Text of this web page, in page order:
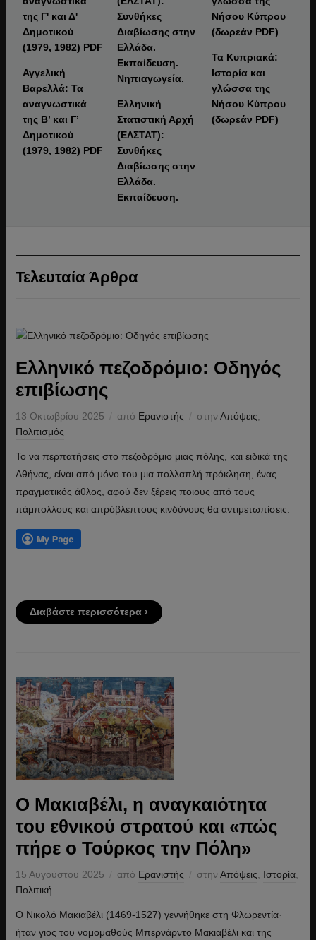
«Ή παπάς παπάς ή ζευγάς ζευγάς ή καθάριος μυλωνάς.»
αρχαίας ελληνικής φιλοσοφίας στο ΑΠΘ (βίντεο)
9 Αυγούστου 2026
Μανουήλ Κομνηνός
Αγγελική
Βαρελλά: Τα
αναγνωστικά
της Β’ και Γ’
Δημοτικού
(1979, 1982) PDF
Ελληνική
Στατιστική Αρχή
(ΕΛΣΤΑΤ):
Συνθήκες
Διαβίωσης στην
Ελλάδα.
Εκπαίδευση.
Τα Κυπριακά:
Ιστορία και
γλώσσα της
Νήσου Κύπρου
(δωρεάν PDF)
Τελευταία Άρθρα
Ελληνικό πεζοδρόμιο: Οδηγός
επιβίωσης
13 Οκτωβρίου 2025 από Ερανιστής στηνΑπόψεις
Πολιτισμός
Το να περπατήσεις στο πεζοδρόμιο μιας πόλης, και ειδικά της
Αθήνας, είναι από μόνο του μια πολλαπλή πρόκληση, ένας
πραγματικός άθλος, αφού δεν ξέρεις ποιους από τους
πάμπολλους και απρόβλεπτους κινδύνους θα αντιμετωπίσεις.
Διαβάστε περισσότερα ›
Ο Μακιαβέλι, η αναγκαιότητα
του εθνικού στρατού και «πώς
πήρε ο Τούρκος την Πόλη»
15 Αυγούστου 2025 από Ερανιστής στηνΑπόψεις Ιστορία,
Πολιτική
Ο Νικολό Μακιαβέλι (1469-1527) γεννήθηκε στη Φλωρεντία·
ήταν γιος του νομομαθούς Μπερνάρντο Μακιαβέλι και της